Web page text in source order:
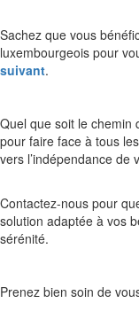
Sachez que vous
luxembourgeois pour
suivant.
Quel que soit le chemin
pour faire face à tous
vers l’indépendance de
Contactez-nous pour
solution adaptée à vos
sérénité.
Prenez bien soin de